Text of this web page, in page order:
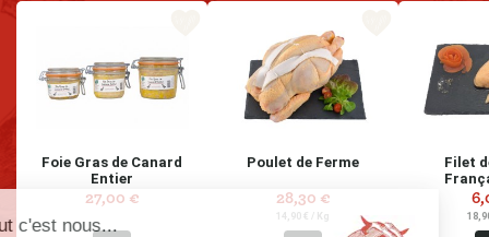
Foie Gras de Canard
Entier
Prix
27,00 €
Poulet de Ferme
Prix
28,30 €
14,90 € / Kg
Filet
Prix
Salut c'est nous...